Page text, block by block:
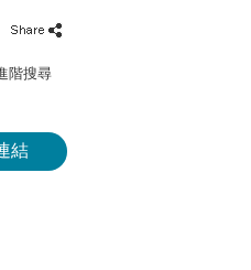
階搜尋
結